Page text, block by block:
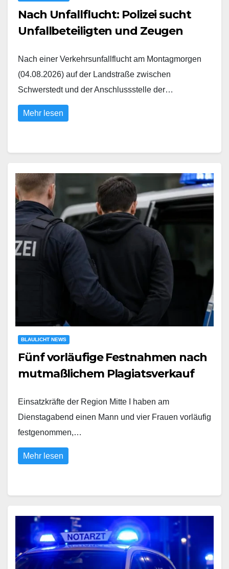
Nach Unfallflucht: Polizei sucht
Unfallbeteiligten und Zeugen
Nach einer Verkehrsunfallflucht am Montagmorgen
(04.08.2026) auf der Landstraße zwischen
Schwerstedt und der Anschlussstelle der…
Mehr lesen
BLAULICHT NEWS
Fünf vorläufige Festnahmen nach
mutmaßlichem Plagiatsverkauf
Einsatzkräfte der Region Mitte I haben am
Dienstagabend einen Mann und vier Frauen vorläufig
festgenommen,…
Mehr lesen